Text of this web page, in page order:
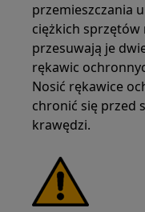
przemieszczania
ciężkich sprzętów
przesuwają je
rękawic
Nosić rękawice
chronić się przed
krawędzi.